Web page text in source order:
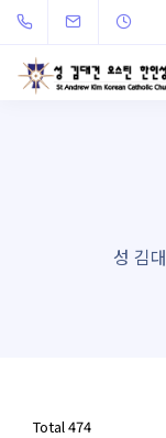
성 김
Total 474